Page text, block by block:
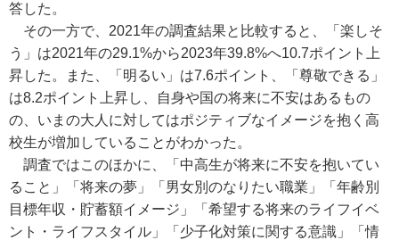
答した。
その一方で、2021年の調査結果と比較すると、「楽しそ
う」は2021年の29.1%から2023年39.8%へ10.7ポイント上
昇した。また、「明るい」は7.6ポイント、「尊敬できる」
は8.2ポイント上昇し、自身や国の将来に不安はあるもの
の、いまの大人に対してはポジティブなイメージを抱く高
校生が増加していることがわかった。
調査ではこのほかに、「中高生が将来に不安を抱いてい
ること」「将来の夢」「男女別のなりたい職業」「年齢別
目標年収・貯蓄額イメージ」「希望する将来のライフイベ
ント・ライフスタイル」「少子化対策に関する意識」「情